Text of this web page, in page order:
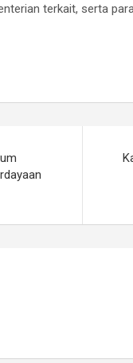
terkait, serta